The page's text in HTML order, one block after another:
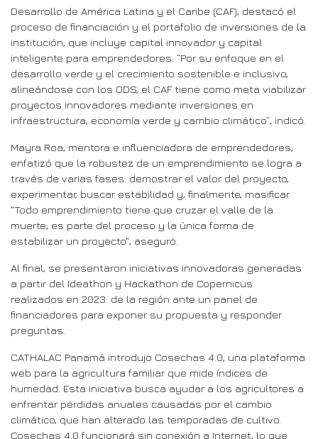
Desarrollo de América Latina y el Caribe (CAF), destacó el
proceso de financiación y el portafolio de inversiones de la
institución, que incluye capital innovador y capital
inteligente para emprendedores. “Por su enfoque en el
desarrollo verde y el crecimiento sostenible e inclusivo,
alineándose con los ODS, el CAF tiene como meta viabilizar
proyectos innovadores mediante inversiones en
infraestructura, economía verde y cambio climático”, indicó.
Mayra Roa, mentora e influenciadora de emprendedores,
enfatizó que la robustez de un emprendimiento se logra a
través de varias fases: demostrar el valor del proyecto,
experimentar, buscar estabilidad y, finalmente, masificar.
"Todo emprendimiento tiene que cruzar el valle de la
muerte; es parte del proceso y la única forma de
estabilizar un proyecto", aseguró.
Al final, se presentaron iniciativas innovadoras generadas
a partir del Ideathon y Hackathon de Copernicus
realizados en 2023. de la región ante un panel de
financiadores para exponer su propuesta y responder
preguntas.
CATHALAC Panamá introdujo Cosechas 4.0, una plataforma
web para la agricultura familiar que mide índices de
humedad. Esta iniciativa busca ayudar a los agricultores a
enfrentar pérdidas anuales causadas por el cambio
climático, que han alterado las temporadas de cultivo.
Cosechas 4.0 funcionará sin conexión a Internet, lo que